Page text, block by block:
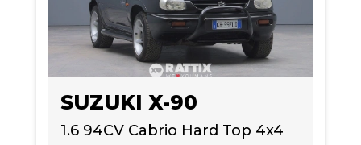
SUZUKI X-90
1.6 94CV Cabrio Hard Top 4x4